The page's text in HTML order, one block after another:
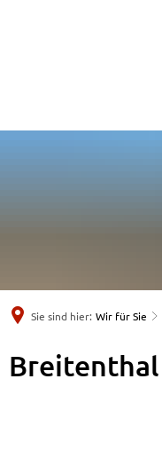
Sie sind hier: Wir für Sie
Breitenthal
Breitenthal